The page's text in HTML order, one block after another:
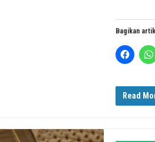
Bagikan
Read